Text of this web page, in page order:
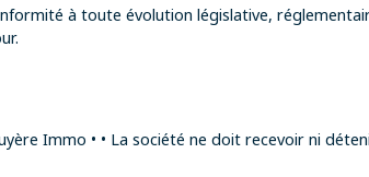
à toute évolution législative,
Immo • • La société ne doit recevoir ni